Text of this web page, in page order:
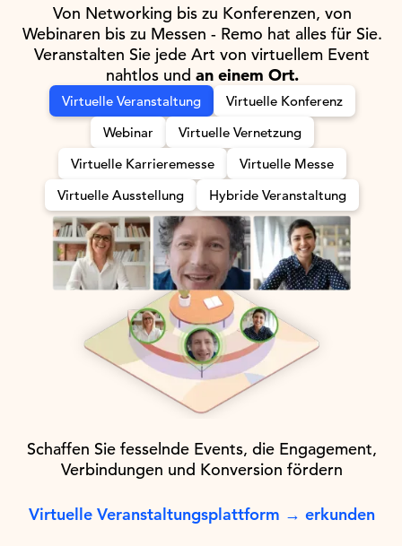
Von Networking bis zu Konferenzen, von
Webinaren bis zu Messen - Remo hat alles für Sie.
Veranstalten Sie jede Art von virtuellem Event
nahtlos und an einem Ort.
Virtuelle Veranstaltung
Virtuelle Konferenz
Webinar
Virtuelle Vernetzung
Virtuelle Karrieremesse
Virtuelle Messe
Virtuelle Ausstellung
Hybride Veranstaltung
Schaffen Sie fesselnde Events, die Engagement,
Verbindungen und Konversion fördern
Virtuelle Veranstaltungsplattform → erkunden